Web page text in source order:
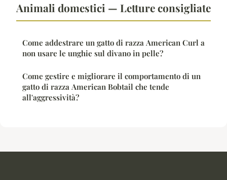
Animali domestici — Letture consigliate
Come addestrare un gatto di razza American Curl a
non usare le unghie sul divano in pelle?
Come gestire e migliorare il comportamento di un
gatto di razza American Bobtail che tende
all'aggressività?